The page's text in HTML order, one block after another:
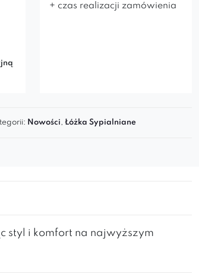
+ czas realizacji zamówienia
Nowości, Łóżka Sypialniane
styl i komfort na najwyższym